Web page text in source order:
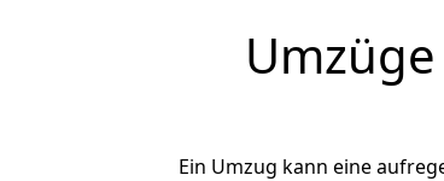
Ein Umzug kann eine